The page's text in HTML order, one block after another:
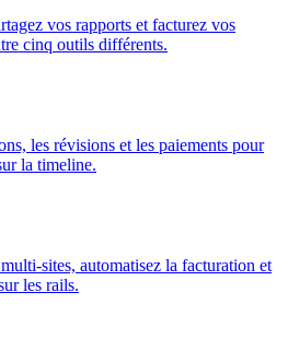
vos rapports et facturez vos
cinq outils différents.
les révisions et les paiements pour
la timeline.
sites, automatisez la facturation et
les rails.